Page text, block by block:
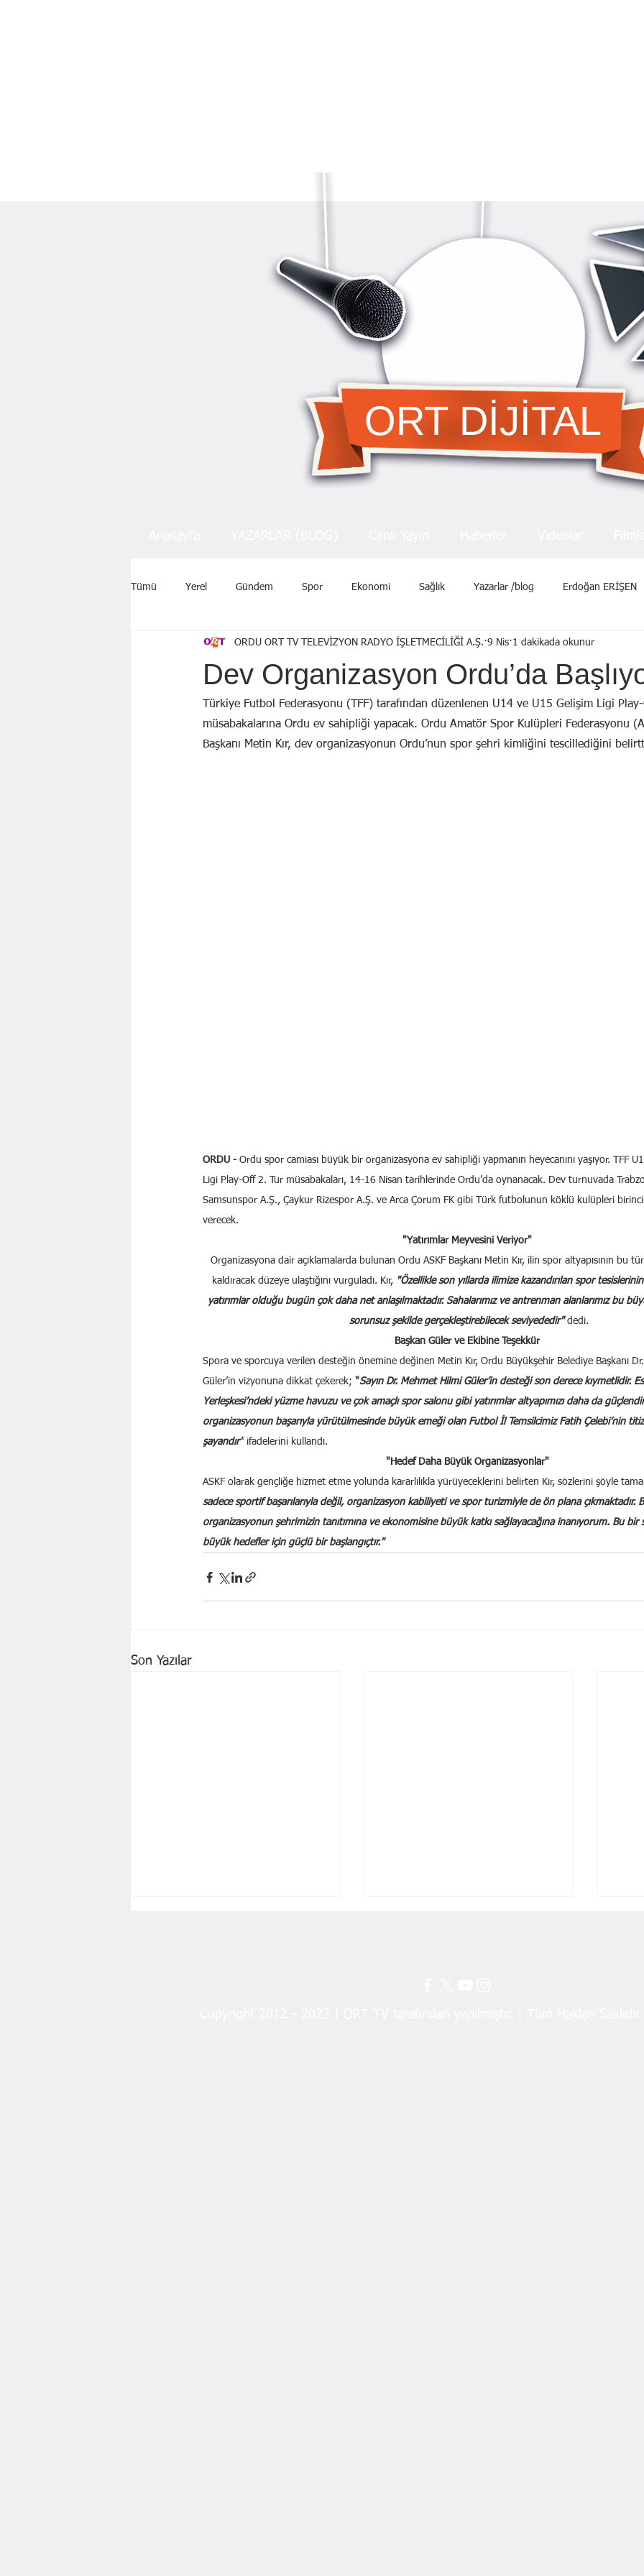
ORT DİJİTAL
Tümü Yerel Gündem Spor Ekonomi Sağlık Yazarlar /blog Erdoğan ERİŞEN
Özen Topçu EKREM KARADAĞ Birol Öztürk Selçuk ŞEN Osman KADEMOĞLU
GÖZDE ÖZGÜR BAYRAM AYBASTI Yekta AYDIN İsmail Tosun SARAL Mustafa YILDIRIM
Dev Organizasyon Ordu’da
ORDU ORT TV TELEVİZYON RADYO İŞLETMECİLİĞİ A.Ş. 9 Nis 1 dakikada okunur
Türkiye Futbol Federasyonu (TFF) tarafından düzenlenen U14 ve U15 Gelişim Ligi
müsabakalarına Ordu ev sahipliği yapacak. Ordu Amatör Spor Kulüpleri Federasyonu
Başkanı Metin Kır, dev organizasyonun Ordu’nun spor şehri kimliğini tescillediğini
ORDU - Ordu spor camiası büyük bir organizasyona ev sahipliği yapmanın heyecanını yaşıyor. TFF
Ligi Play-Off 2. Tur müsabakaları, 14-16 Nisan tarihlerinde Ordu’da oynanacak. Dev turnuvada
Samsunspor A.Ş., Çaykur Rizespor A.Ş. ve Arca Çorum FK gibi Türk futbolunun köklü kulüpleri
verecek.
"Yatırımlar Meyvesini Veriyor"
Organizasyona dair açıklamalarda bulunan Ordu ASKF Başkanı Metin Kır, ilin spor altyapısının bu
kaldıracak düzeye ulaştığını vurguladı. Kır, "Özellikle son yıllarda ilimize kazandırılan spor
yatırımlar olduğu bugün çok daha net anlaşılmaktadır. Sahalarımız ve antrenman alanlarımız bu
sorunsuz şekilde gerçekleştirebilecek seviyededir" dedi.
Başkan Güler ve Ekibine Teşekkür
Spora ve sporcuya verilen desteğin önemine değinen Metin Kır, Ordu Büyükşehir Belediye Başkanı
Güler’in vizyonuna dikkat çekerek; "Sayın Dr. Mehmet Hilmi Güler’in desteği son derece kıymetlidir.
Yerleşkesi’ndeki yüzme havuzu ve çok amaçlı spor salonu gibi yatırımlar altyapımızı daha da
organizasyonun başarıyla yürütülmesinde büyük emeği olan Futbol İl Temsilcimiz Fatih Çelebi’nin titiz
şayandır" ifadelerini kullandı.
"Hedef Daha Büyük Organizasyonlar"
ASKF olarak gençliğe hizmet etme yolunda kararlılıkla yürüyeceklerini belirten Kır, sözlerini şöyle
sadece sportif başarılarıyla değil, organizasyon kabiliyeti ve spor turizmiyle de ön plana çıkmaktadır.
organizasyonun şehrimizin tanıtımına ve ekonomisine büyük katkı sağlayacağına inanıyorum. Bu
büyük hedefler için güçlü bir başlangıçtır."
Son Yazılar